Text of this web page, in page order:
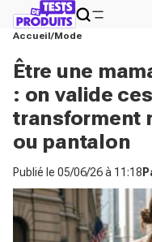
Accueil Mode
Être une
: on valide
transforment
ou pantalon
Publié le 05/06/26 à 11:18